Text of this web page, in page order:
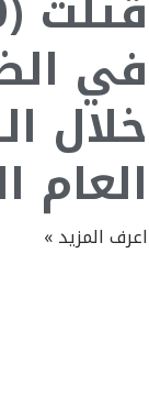
في
خلال
العام
اعرف المزيد »